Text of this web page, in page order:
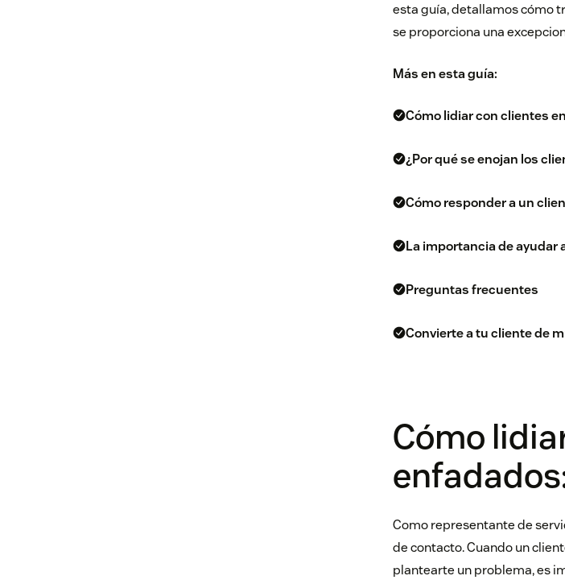
esta guía, detallamos cómo
se proporciona una
Más en esta guía:
Cómo lidiar con clientes
¿Por qué se enojan los
Cómo responder a un
La importancia de ayudar
Preguntas frecuentes
Convierte a tu cliente de
Cómo
Como representante de
de contacto. Cuando un
plantearte un problema, es